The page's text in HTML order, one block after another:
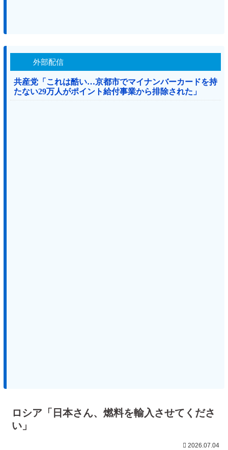
外部配信
共産党「これは酷い…京都市でマイナンバーカードを持
たない29万人がポイント給付事業から排除された」
ロシア「日本さん、燃料を輸入させてくださ
い」
2026.07.04